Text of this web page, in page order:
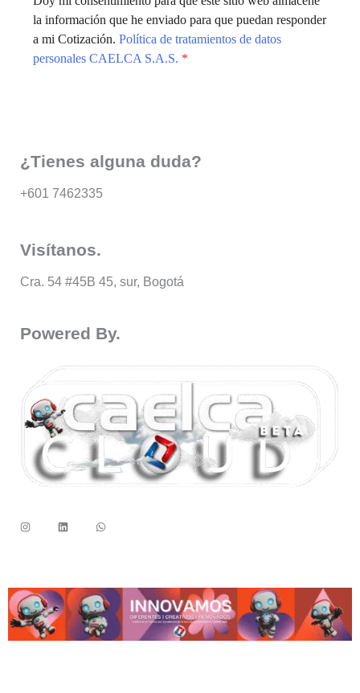
la información que he enviado para que puedan responder
a mi Cotización. Política de tratamientos de datos
personales CAELCA S.A.S. *
¿Tienes alguna duda?
+601 7462335
Visítanos.
Cra. 54 #45B 45, sur, Bogotá
Powered By.